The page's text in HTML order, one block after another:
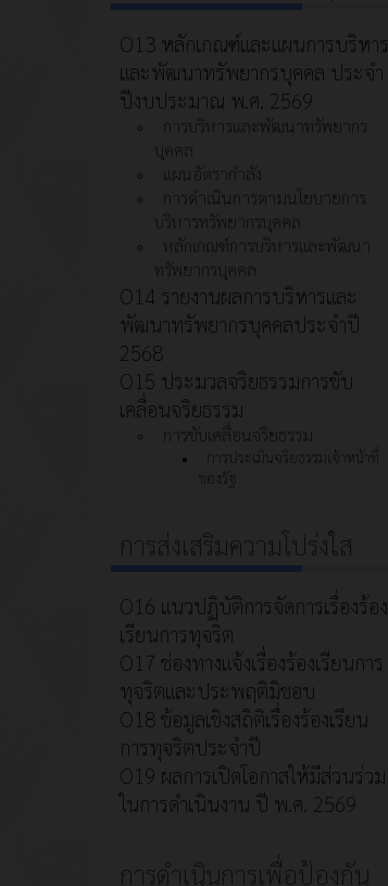
O13 หลักเกณฑ์และแผนการบริหาร
และพัฒนาทรัพยากรบุคคล ประจำ
ปีงบประมาณ พ.ศ. 2569
การบริหารและพัฒนาทรัพยากร
บุคคล
แผนอัตรากำลัง
การดำเนินการตามนโยบายการ
บริหารทรัพยากรบุคคล
หลักเกณฑ์การบริหารและพัฒนา
ทรัพยากรบุคคล
O14 รายงานผลการบริหารและ
พัฒนาทรัพยากรบุคคลประจำปี
2568
O15 ประมวลจริยธรรมการขับ
เคลื่อนจริยธรรม
การขับเคลื่อนจริยธรรม
การประเมินจริยธรรมเจ้าหน้าที่
ของรัฐ
การส่งเสริมความโปร่งใส
O16 แนวปฏิบัติการจัดการเรื่องร้อง
เรียนการทุจริต
O17 ช่องทางแจ้งเรื่องร้องเรียนการ
ทุจริตและประพฤติมิชอบ
O18 ข้อมูลเชิงสถิติเรื่องร้องเรียน
การทุจริตประจำปี
O19 ผลการเปิดโอกาสให้มีส่วนร่วม
ในการดำเนินงาน ปี พ.ศ. 2569
การดำเนินการเพื่อป้องกัน